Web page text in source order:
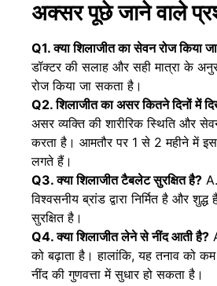
अक्सर पूछे जाने वाले
Q1. क्या शिलाजीत का सेवन रोज किया
डॉक्टर की सलाह और सही मात्रा के
रोज किया जा सकता है।
Q2. शिलाजीत का असर कितने दिनों में
असर व्यक्ति की शारीरिक स्थिति और
करता है। आमतौर पर 1 से 2 महीने में
लगते हैं।
Q3. क्या शिलाजीत टैबलेट सुरक्षित है?
विश्वसनीय ब्रांड द्वारा निर्मित है और शुद्ध
सुरक्षित है।
Q4. क्या शिलाजीत लेने से नींद आती है?
को बढ़ाता है। हालांकि, यह तनाव को
नींद की गुणवत्ता में सुधार हो सकता है।